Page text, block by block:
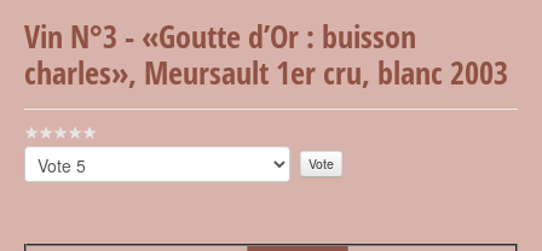
Vin N°3 - «Goutte d’Or : buisson
charles», Meursault 1er cru, blanc 2003
Vote
utilisateur:
Veuillez
voter